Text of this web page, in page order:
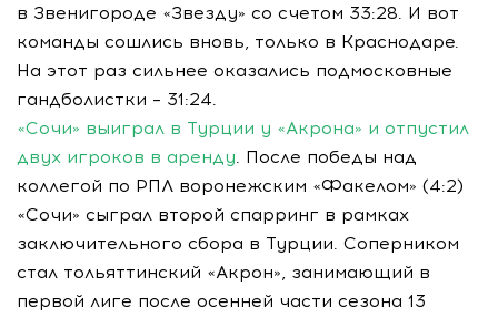
в Звенигороде «Звезду» со счетом 33:28. И вот
команды сошлись вновь, только в Краснодаре.
На этот раз сильнее оказались подмосковные
гандболистки – 31:24.
«Сочи» выиграл в Турции у «Акрона» и отпустил
двух игроков в аренду. После победы над
коллегой по РПЛ воронежским «Факелом» (4:2)
«Сочи» сыграл второй спарринг в рамках
заключительного сбора в Турции. Соперником
стал тольяттинский «Акрон», занимающий в
первой лиге после осенней части сезона 13